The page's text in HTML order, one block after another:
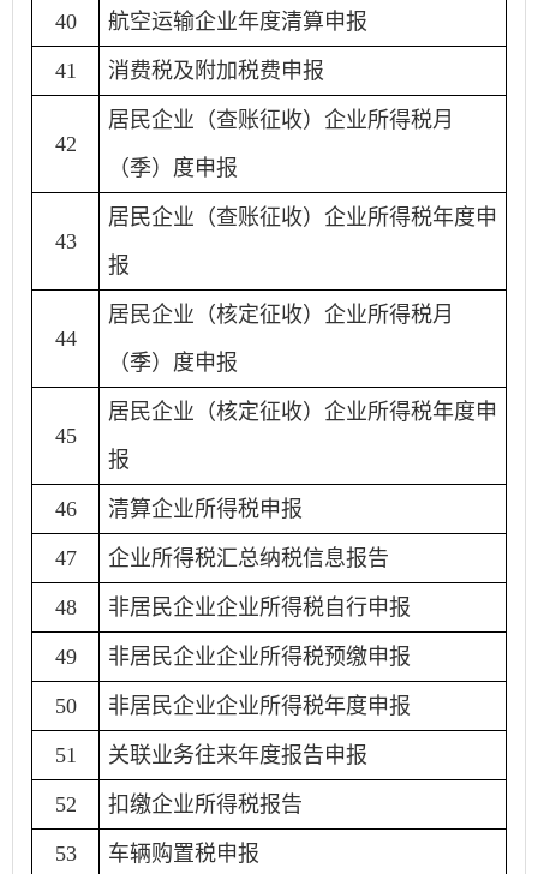
40 航空运输企业年度清算申报
41 消费税及附加税费申报
42
居民企业（查账征收）企业所得税月
（季）度申报
43
居民企业（查账征收）企业所得税年度申
报
44
居民企业（核定征收）企业所得税月
（季）度申报
45
居民企业（核定征收）企业所得税年度申
报
46 清算企业所得税申报
47 企业所得税汇总纳税信息报告
48 非居民企业企业所得税自行申报
49 非居民企业企业所得税预缴申报
50 非居民企业企业所得税年度申报
51 关联业务往来年度报告申报
52 扣缴企业所得税报告
53 车辆购置税申报